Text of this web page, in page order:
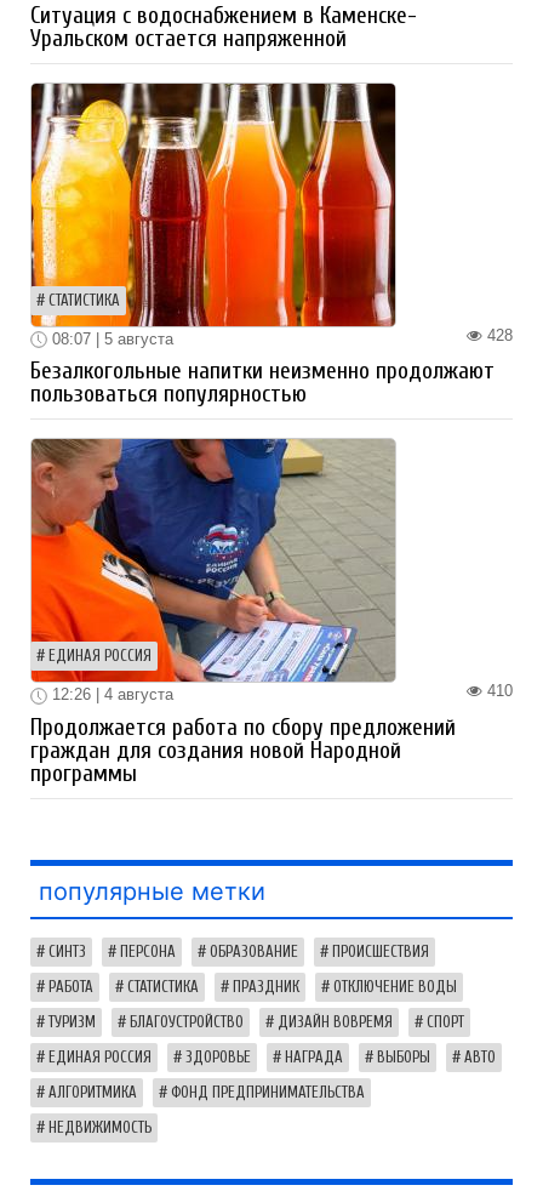
Ситуация с водоснабжением в Каменске-
Уральском остается напряженной
СТАТИСТИКА
428
08:07 | 5 августа
Безалкогольные напитки неизменно продолжают
пользоваться популярностью
ЕДИНАЯ РОССИЯ
410
12:26 | 4 августа
Продолжается работа по сбору предложений
граждан для создания новой Народной
программы
популярные метки
СИНТЗ ПЕРСОНА ОБРАЗОВАНИЕ ПРОИСШЕСТВИЯ
РАБОТА СТАТИСТИКА ПРАЗДНИК ОТКЛЮЧЕНИЕ ВОДЫ
ТУРИЗМ БЛАГОУСТРОЙСТВО ДИЗАЙН ВОВРЕМЯ СПОРТ
ЕДИНАЯ РОССИЯ ЗДОРОВЬЕ НАГРАДА ВЫБОРЫ АВТО
АЛГОРИТМИКА ФОНД ПРЕДПРИНИМАТЕЛЬСТВА
НЕДВИЖИМОСТЬ